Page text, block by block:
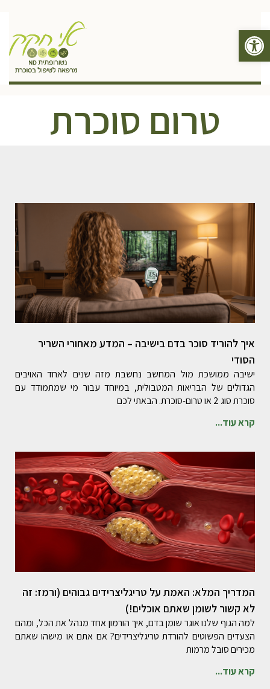
פתח סרגל נגישות
תפריט
טרום סוכרת
איך להוריד סוכר בדם בישיבה – המדע מאחורי השריר
הסודי
ישיבה ממושכת מול המחשב נחשבת מזה שנים לאחד האויבים
הגדולים של הבריאות המטבולית, במיוחד עבור מי שמתמודד עם
סוכרת סוג 2 או טרום-סוכרת. הבאתי לכם
קרא עוד...
המדריך המלא: האמת על טריגליצרידים גבוהים (ורמז: זה
לא קשור לשומן שאתם אוכלים!)
למה הגוף שלנו אוגר שומן בדם, איך הורמון אחד מנהל את הכל, ומהם
הצעדים הפשוטים להורדת טריגליצרידים? אם אתם או מישהו שאתם
מכירים סובל מרמות
קרא עוד...